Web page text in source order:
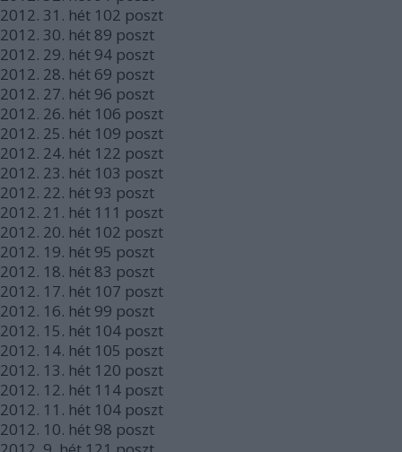
2012. 31. hét 102 poszt
2012. 30. hét 89 poszt
2012. 29. hét 94 poszt
2012. 28. hét 69 poszt
2012. 27. hét 96 poszt
2012. 26. hét 106 poszt
2012. 25. hét 109 poszt
2012. 24. hét 122 poszt
2012. 23. hét 103 poszt
2012. 22. hét 93 poszt
2012. 21. hét 111 poszt
2012. 20. hét 102 poszt
2012. 19. hét 95 poszt
2012. 18. hét 83 poszt
2012. 17. hét 107 poszt
2012. 16. hét 99 poszt
2012. 15. hét 104 poszt
2012. 14. hét 105 poszt
2012. 13. hét 120 poszt
2012. 12. hét 114 poszt
2012. 11. hét 104 poszt
2012. 10. hét 98 poszt